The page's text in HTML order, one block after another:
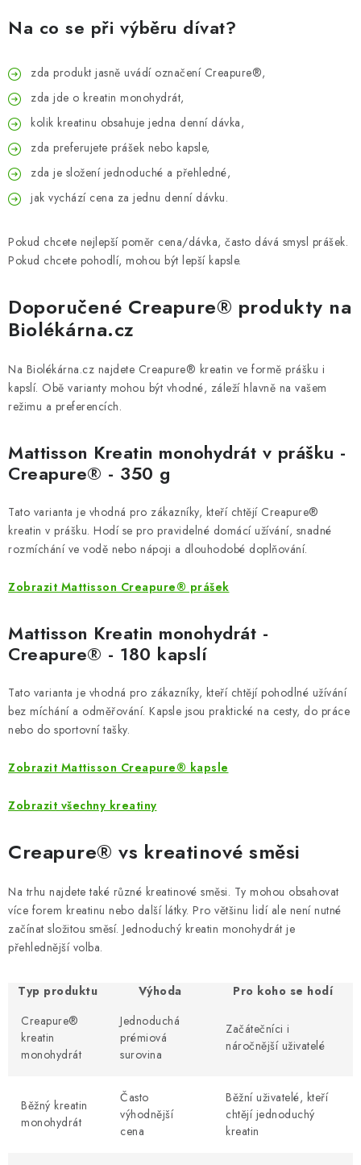
Na co se při výběru dívat?
zda produkt jasně uvádí označení Creapure®,
zda jde o kreatin monohydrát,
kolik kreatinu obsahuje jedna denní dávka,
zda preferujete prášek nebo kapsle,
zda je složení jednoduché a přehledné,
jak vychází cena za jednu denní dávku.
Pokud chcete nejlepší poměr cena/dávka, často dává smysl prášek.
Pokud chcete pohodlí, mohou být lepší kapsle.
Doporučené Creapure® produkty na
Biolékárna.cz
Na Biolékárna.cz najdete Creapure® kreatin ve formě prášku i
kapslí. Obě varianty mohou být vhodné, záleží hlavně na vašem
režimu a preferencích.
Mattisson Kreatin monohydrát v prášku -
Creapure® - 350 g
Tato varianta je vhodná pro zákazníky, kteří chtějí Creapure®
kreatin v prášku. Hodí se pro pravidelné domácí užívání, snadné
rozmíchání ve vodě nebo nápoji a dlouhodobé doplňování.
Zobrazit Mattisson Creapure® prášek
Mattisson Kreatin monohydrát -
Creapure® - 180 kapslí
Tato varianta je vhodná pro zákazníky, kteří chtějí pohodlné užívání
bez míchání a odměřování. Kapsle jsou praktické na cesty, do práce
nebo do sportovní tašky.
Zobrazit Mattisson Creapure® kapsle
Zobrazit všechny kreatiny
Creapure® vs kreatinové směsi
Na trhu najdete také různé kreatinové směsi. Ty mohou obsahovat
více forem kreatinu nebo další látky. Pro většinu lidí ale není nutné
začínat složitou směsí. Jednoduchý kreatin monohydrát je
přehlednější volba.
Typ produktu Výhoda
Pro koho se hodí
Creapure®
kreatin
monohydrát
Jednoduchá
prémiová
surovina
Začátečníci i
náročnější uživatelé
Běžný kreatin
monohydrát
Často
výhodnější
cena
Běžní uživatelé, kteří
chtějí jednoduchý
kreatin